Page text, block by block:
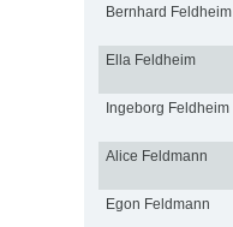
Bernhard Feldheim
Ella Feldheim
Ingeborg Feldheim
Alice Feldmann
Egon Feldmann